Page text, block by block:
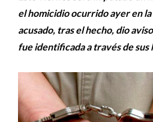
el homicidio ocurrido ayer en
acusado, tras el hecho, dio
fue identificada a través de sus